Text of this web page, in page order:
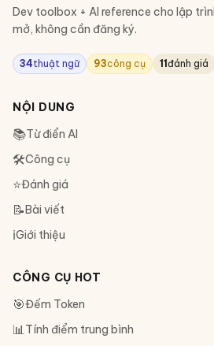
Dev toolbox + AI reference cho lập
mở, không cần đăng ký.
34thuật ngữ 93công cụ 11đánh giá
NỘI DUNG
📚Từ điển AI
🛠Công cụ
⭐Đánh giá
📝Bài viết
ℹ️Giới thiệu
CÔNG CỤ HOT
🎯Đếm Token
📊Tính điểm trung bình